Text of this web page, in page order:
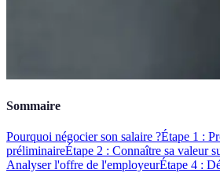
Sommaire
Pourquoi négocier son salaire ?Étape 1 :
préliminaireÉtape 2 : Connaître sa valeur
Analyser l'offre de l'employeurÉtape 4 :